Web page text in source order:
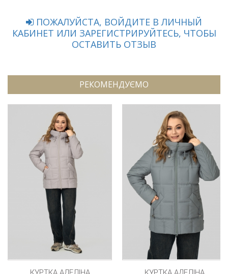
ПОЖАЛУЙСТА, ВОЙДИТЕ В ЛИЧНЫЙ
КАБИНЕТ ИЛИ ЗАРЕГИСТРИРУЙТЕСЬ, ЧТОБЫ
ОСТАВИТЬ ОТЗЫВ
РЕКОМЕНДУЄМО